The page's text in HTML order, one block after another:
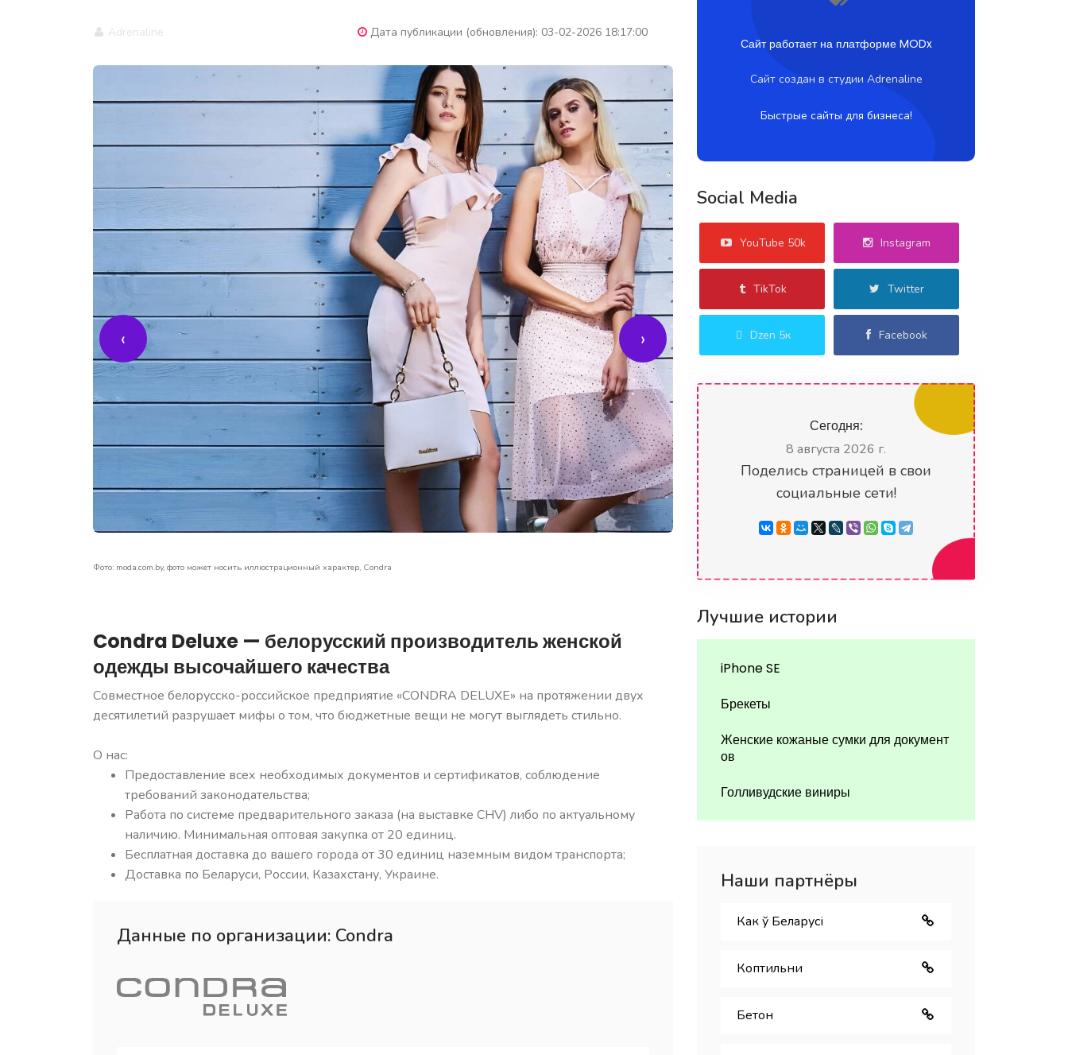
Adrenaline Дата публикации (обновления): 03-02-2026 18:17:00
Фото: moda.com.by, фото может носить иллюстрационный характер, Condra Фото: moda.com.by, фото может носить иллюстрационный характер, Condra
‹ ›
Condra Deluxe — белорусский производитель женской
одежды высочайшего качества
Совместное белорусско-российское предприятие «CONDRA DELUXE» на протяжении двух
десятилетий разрушает мифы о том, что бюджетные вещи не могут выглядеть стильно.
О нас:
Предоставление всех необходимых документов и сертификатов, соблюдение
требований законодательства;
Работа по системе предварительного заказа (на выставке CHV) либо по актуальному
наличию. Минимальная оптовая закупка от 20 единиц.
Бесплатная доставка до вашего города от 30 единиц наземным видом транспорта;
Доставка по Беларуси, России, Казахстану, Украине.
Данные по организации: Condra
Сайт работает на платформе MODx
Сайт создан в студии Adrenaline
Быстрые сайты для бизнеса!
Social Media
YouTube 50k Instagram
TikTok Twitter
Dzen 5к Facebook
Сегодня:
8 августа 2026 г.
Поделись страницей в свои
социальные сети!
Лучшие истории
iPhone SE
Брекеты
Женские кожаные сумки для документ
ов
Голливудские виниры
Наши партнёры
Как ў Беларуcі
Коптильни
Бетон